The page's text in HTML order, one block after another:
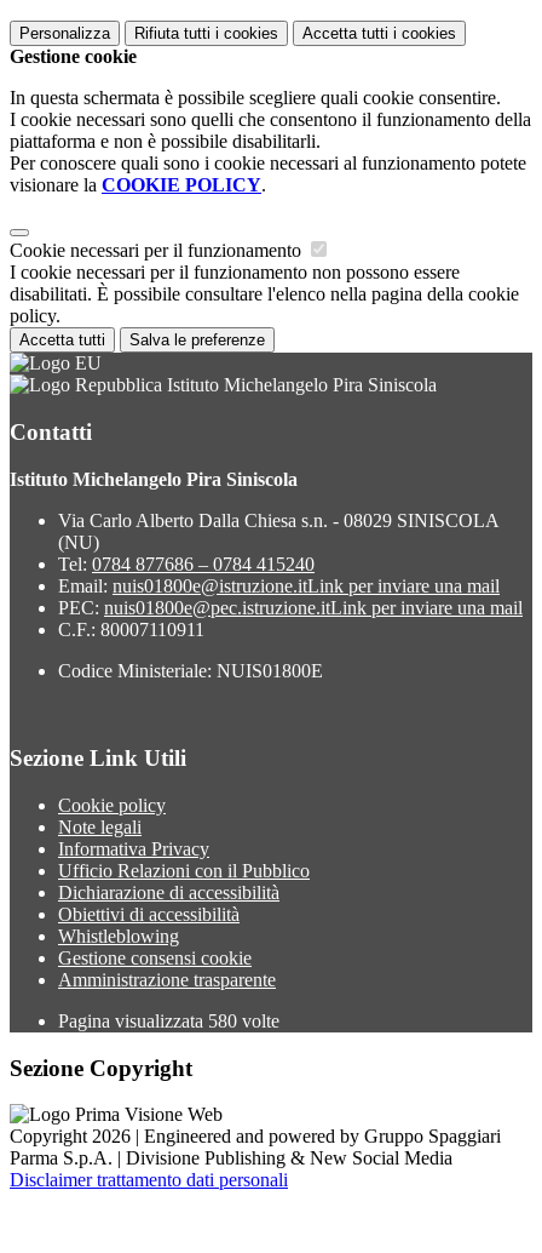
Personalizza Rifiuta tutti i cookies Accetta tutti i cookies
Gestione cookie
In questa schermata è possibile scegliere quali cookie consentire.
I cookie necessari sono quelli che consentono il funzionamento della
piattaforma e non è possibile disabilitarli.
Per conoscere quali sono i cookie necessari al funzionamento potete
visionare la COOKIE POLICY.
Cookie necessari per il funzionamento
I cookie necessari per il funzionamento non possono essere
disabilitati. È possibile consultare l'elenco nella pagina della cookie
policy.
Accetta tutti Salva le preferenze
Istituto Michelangelo Pira Siniscola
Contatti
Istituto Michelangelo Pira Siniscola
Via Carlo Alberto Dalla Chiesa s.n. - 08029 SINISCOLA
(NU)
Tel: 0784 877686 – 0784 415240
Email: nuis01800e@istruzione.itLink per inviare una mail
PEC: nuis01800e@pec.istruzione.itLink per inviare una mail
C.F.: 80007110911
Codice Ministeriale: NUIS01800E
Sezione Link Utili
Cookie policy
Note legali
Informativa Privacy
Ufficio Relazioni con il Pubblico
Dichiarazione di accessibilità
Obiettivi di accessibilità
Whistleblowing
Gestione consensi cookie
Amministrazione trasparente
Pagina visualizzata 580 volte
Sezione Copyright
Copyright 2026 | Engineered and powered by Gruppo Spaggiari
Parma S.p.A. | Divisione Publishing & New Social Media
Disclaimer trattamento dati personali